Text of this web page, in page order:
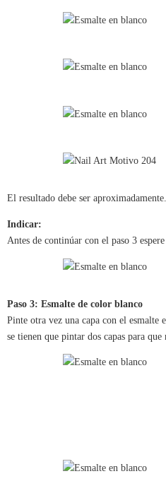
El resultado debe ser aproximadamente.
Indicar:
Antes de continúar con el paso 3 espere
Paso 3: Esmalte de color blanco
Pinte otra vez una capa con el
se tienen que pintar dos capas para que